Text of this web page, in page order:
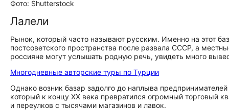
Фото: Shutterstock
Лалели
Рынок, который часто называют русским. Именно на этот
постсоветского пространства после развала СССР, а
россияне могут услышать родную речь, увидеть много
Многодневные авторские туры по Турции
Однако возник базар задолго до наплыва
который к концу XX века превратился огромный торговый
и переулков с тысячами магазинов и лавок.